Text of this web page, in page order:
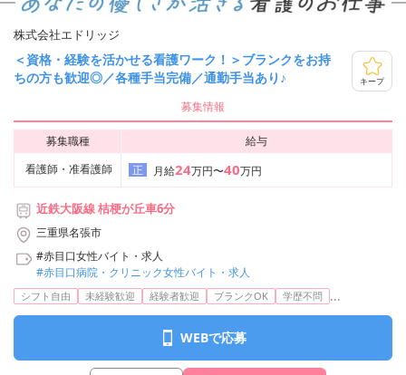
株式会社エドリッジ
＜資格・経験を活かせる看護ワーク！＞ブランクをお持
ちの方も歓迎◎／各種手当完備／通勤手当あり♪
キープ
募集情報
募集職種
給与
看護師・准看護師
正 月給24万円〜40万円
近鉄大阪線 桔梗が丘車6分
三重県名張市
#赤目口女性バイト・求人
#赤目口病院・クリニック女性バイト・求人
シフト自由 未経験歓迎 経験者歓迎 ブランクOK 学歴不問 ...
WEBで応募